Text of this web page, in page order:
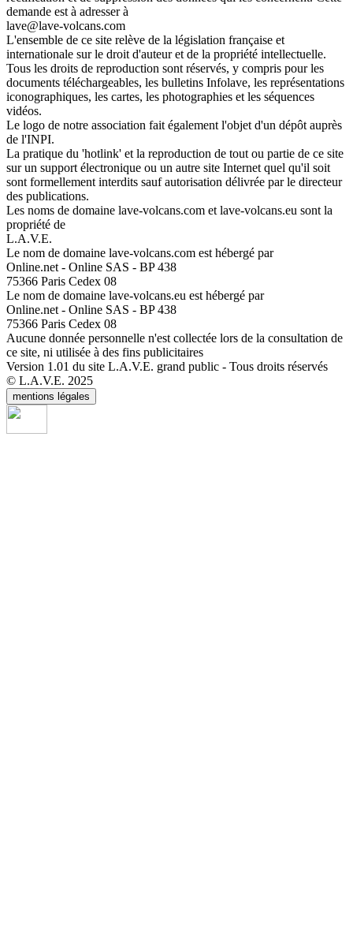
demande est à adresser à
lave@lave-volcans.com
L'ensemble de ce site relève de la législation française et
internationale sur le droit d'auteur et de la propriété intellectuelle.
Tous les droits de reproduction sont réservés, y compris pour les
documents téléchargeables, les bulletins Infolave, les représentations
iconographiques, les cartes, les photographies et les séquences
vidéos.
Le logo de notre association fait également l'objet d'un dépôt auprès
de l'INPI.
La pratique du 'hotlink' et la reproduction de tout ou partie de ce site
sur un support électronique ou un autre site Internet quel qu'il soit
sont formellement interdits sauf autorisation délivrée par le directeur
des publications.
Les noms de domaine lave-volcans.com et lave-volcans.eu sont la
propriété de
L.A.V.E.
Le nom de domaine lave-volcans.com est hébergé par
Online.net - Online SAS - BP 438
75366 Paris Cedex 08
Le nom de domaine lave-volcans.eu est hébergé par
Online.net - Online SAS - BP 438
75366 Paris Cedex 08
Aucune donnée personnelle n'est collectée lors de la consultation de
ce site, ni utilisée à des fins publicitaires
Version 1.01 du site L.A.V.E. grand public - Tous droits réservés
© L.A.V.E. 2025
mentions légales